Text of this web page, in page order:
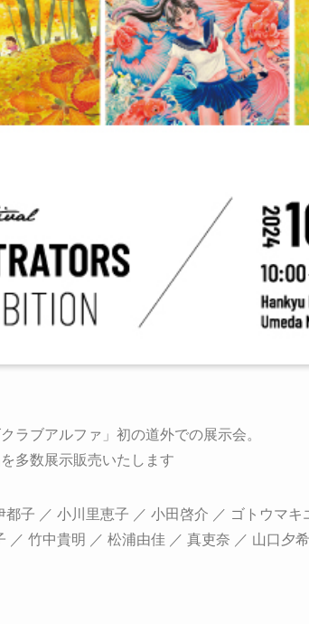
ラブアルファ」初の道外での展示会。
多数展示販売いたします
子 ／ 小川里恵子 ／ 小田啓介 ／ ゴトウマキ
／ 竹中貴明 ／ 松浦由佳 ／ 真吏奈 ／ 山口夕